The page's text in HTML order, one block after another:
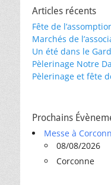
Articles récents
Fête de
Marchés de
Un été dans le
Pèlerinage Notre
Pèlerinage et fête
Prochains
Messe à
08/08/2026
Corconne